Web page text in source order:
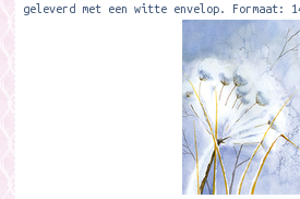
geleverd met een witte envelop. Formaat: